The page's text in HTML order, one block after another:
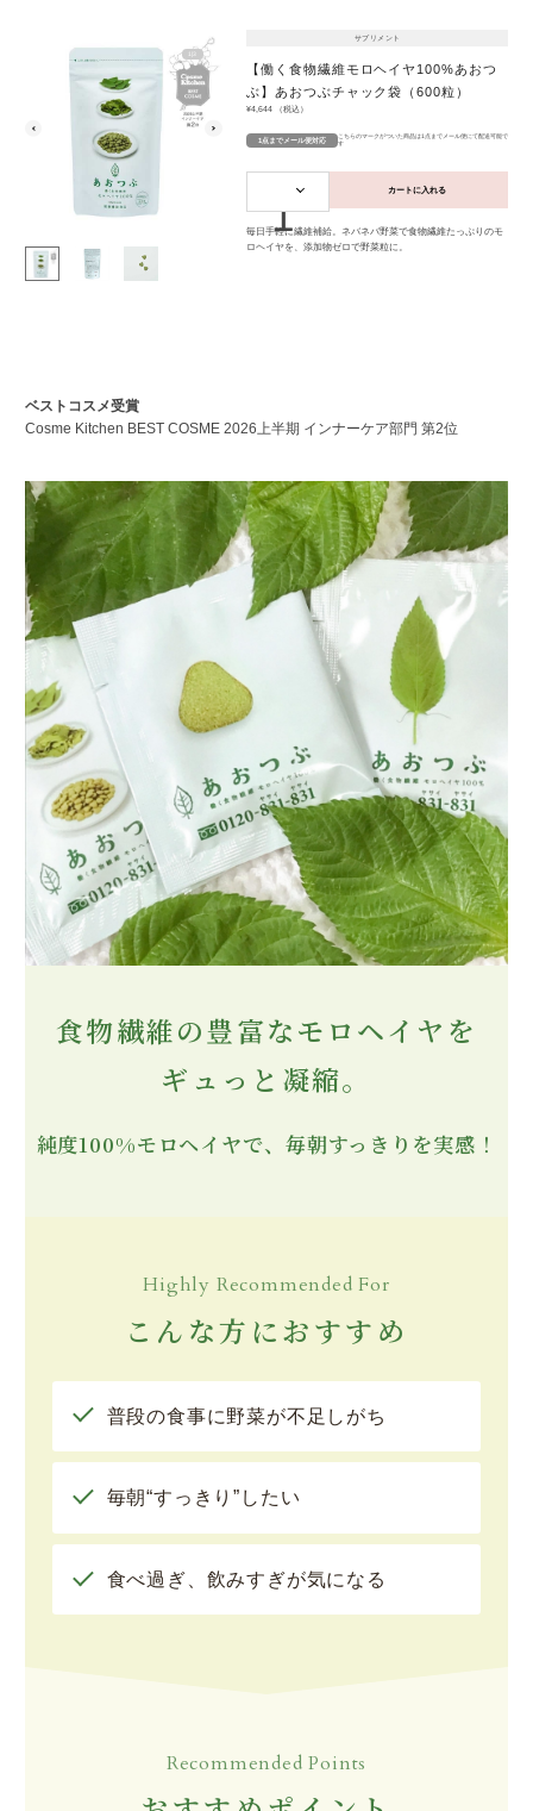
サプリメント
【働く食物繊維モロヘイヤ100%あおつ
ぶ】あおつぶチャック袋（600粒）
¥4,644 （税込）
1点までメール便対応
こちらのマークがついた商品は1点までメール便にて配送可能で
す
1
カートに入れる
毎日手軽に繊維補給。ネバネバ野菜で食物繊維たっぷりのモ
ロヘイヤを、添加物ゼロで野菜粒に。
ベストコスメ受賞
Cosme Kitchen BEST COSME 2026上半期 インナーケア部門 第2位
食物繊維の豊富なモロヘイヤを
ギュっと凝縮。
純度100%モロヘイヤで、毎朝すっきりを実感！
Highly Recommended For
こんな方におすすめ
普段の食事に野菜が不足しがち
毎朝“すっきり”したい
食べ過ぎ、飲みすぎが気になる
Recommended Points